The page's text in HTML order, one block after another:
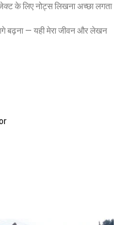
के लिए नोट्स लिखना अच्छा लगता
बढ़ना — यही मेरा जीवन और लेखन